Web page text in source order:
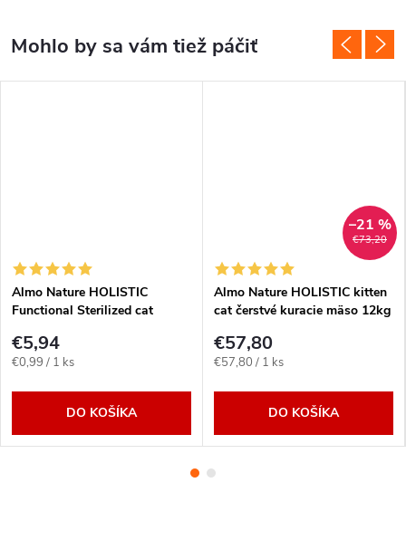
Almo Nature HOLISTIC
Functional Sterilized cat
€5,94
Jednotková
€0,99 / 1 ks
DO KOŠÍKA
€73,20
–21 %
Almo Nature HOLISTIC kitten
cat čerstvé kuracie mäso 12kg
€57,80
Jednotková
€57,80 / 1 ks
DO KOŠÍKA